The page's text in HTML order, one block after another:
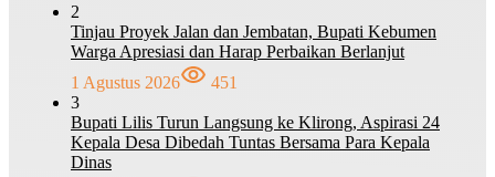
2
Tinjau Proyek Jalan dan Jembatan, Bupati Kebumen
Warga Apresiasi dan Harap Perbaikan Berlanjut
1 Agustus 2026
451
3
Bupati Lilis Turun Langsung ke Klirong, Aspirasi 24
Kepala Desa Dibedah Tuntas Bersama Para Kepala
Dinas